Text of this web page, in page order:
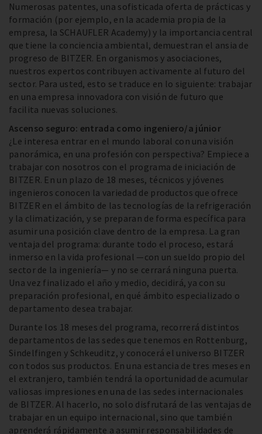
Numerosas patentes, una sofisticada oferta de prácticas y
formación (por ejemplo, en la academia propia de la
empresa, la SCHAUFLER Academy) y la importancia central
que tiene la conciencia ambiental, demuestran el ansia de
progreso de BITZER. En organismos y asociaciones,
nuestros expertos contribuyen activamente al futuro del
sector. Para usted, esto se traduce en lo siguiente: trabajar
en una empresa innovadora con visión de futuro que
facilita nuevas soluciones.
Ascenso seguro: entrada como ingeniero/a júnior
¿Le interesa entrar en el mundo laboral con una visión
panorámica, en una profesión con perspectiva? Empiece a
trabajar con nosotros con el programa de iniciación de
BITZER. En un plazo de 18 meses, técnicos y jóvenes
ingenieros conocen la variedad de productos que ofrece
BITZER en el ámbito de las tecnologías de la refrigeración
y la climatización, y se preparan de forma específica para
asumir una posición clave dentro de la empresa. La gran
ventaja del programa: durante todo el proceso, estará
inmerso en la vida profesional —con un sueldo propio del
sector de la ingeniería— y no se cerrará ninguna puerta.
Una vez finalizado el año y medio, decidirá, ya con su
preparación profesional, en qué ámbito especializado o
departamento desea trabajar.
Durante los 18 meses del programa, recorrerá distintos
departamentos de las sedes que tenemos en Rottenburg,
Sindelfingen y Schkeuditz, y conocerá el universo BITZER
con todos sus productos. En una estancia de tres meses en
el extranjero, también tendrá la oportunidad de acumular
valiosas impresiones en una de las sedes internacionales
de BITZER. Al hacerlo, no solo disfrutará de las ventajas de
trabajar en un equipo internacional, sino que también
aprenderá rápidamente a asumir responsabilidades de